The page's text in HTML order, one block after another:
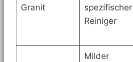
Granit
spezifischer
Reiniger
Milder